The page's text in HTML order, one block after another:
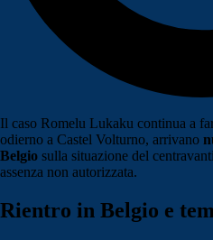
Il caso Romelu Lukaku continua a
odierno a Castel Volturno, arrivano
Belgio sulla situazione del
assenza non autorizzata.
Rientro in Belgio e